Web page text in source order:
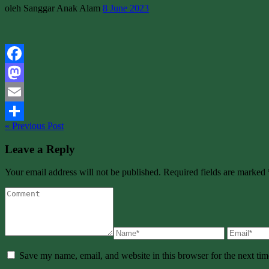
oleh Sanggar Anak Alam 8 June 2023
Facebook
Mastodon
Email
Share
« Previous Post
Leave a Reply
Your email address will not be published. Required fields are marked
Save my name, email, and website in this browser for the next